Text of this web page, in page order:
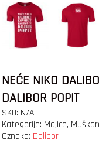
NEĆE NIKO
DALIBOR POPIT
SKU: N/A
Kategorije: Majice,
Oznaka: Dalibor